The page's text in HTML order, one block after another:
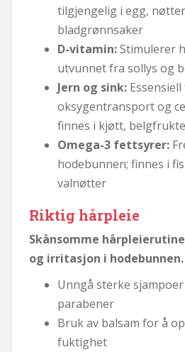
tilgjengelig i egg,
bladgrønnsaker
D-vitamin:Stimulerer
utvunnet fra sollys og
Jern og sink:
oksygentransport og
finnes i kjøtt,
Omega-3 fettsyrer:
hodebunnen; finnes i
valnøtter
Riktig hårpleie
Skånsomme
og irritasjon i hodebunnen.
Unngå sterke
parabener
Bruk av balsam for å
fuktighet